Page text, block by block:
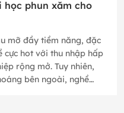
học phun xăm cho
mỡ đầy tiềm năng, đặc
cực hot với thu nhập hấp
rộng mở. Tuy nhiên,
bên ngoài, nghề